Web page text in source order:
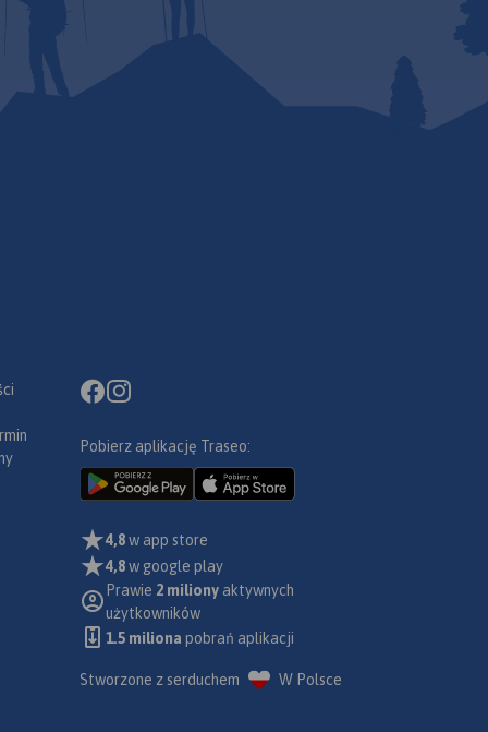
Pobierz aplikację Traseo:
4,8w app store
4,8w google play
Prawie 2 miliony aktywnych
użytkowników
1.5 miliona pobrań aplikacji
Stworzone z serduchem W Polsce